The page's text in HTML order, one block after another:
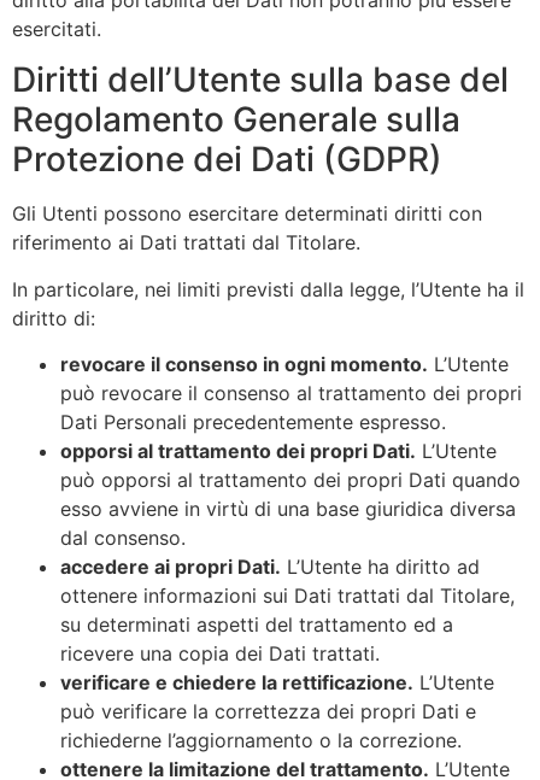
esercitati.
Diritti dell’Utente sulla base del
Regolamento Generale sulla
Protezione dei Dati (GDPR)
Gli Utenti possono esercitare determinati diritti con
riferimento ai Dati trattati dal Titolare.
In particolare, nei limiti previsti dalla legge, l’Utente ha il
diritto di:
revocare il consenso in ogni momento. L’Utente
può revocare il consenso al trattamento dei propri
Dati Personali precedentemente espresso.
opporsi al trattamento dei propri Dati. L’Utente
può opporsi al trattamento dei propri Dati quando
esso avviene in virtù di una base giuridica diversa
dal consenso.
accedere ai propri Dati. L’Utente ha diritto ad
ottenere informazioni sui Dati trattati dal Titolare,
su determinati aspetti del trattamento ed a
ricevere una copia dei Dati trattati.
verificare e chiedere la rettificazione. L’Utente
può verificare la correttezza dei propri Dati e
richiederne l’aggiornamento o la correzione.
ottenere la limitazione del trattamento. L’Utente